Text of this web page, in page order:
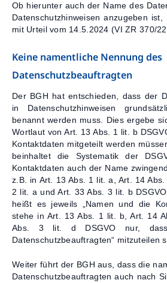
Kontakt
Ob hierunter auch der Name des
Datenschutzhinweisen anzugeben
mit Urteil vom 14.5.2024 (VI ZR 370/
Keine namentliche Nennung des
Datenschutzbeauftragten
Der BGH hat entschieden, dass der
in Datenschutzhinweisen
benannt werden muss. Dies ergebe
Wortlaut von Art. 13 Abs. 1 lit. b
Kontaktdaten mitgeteilt werden
beinhaltet die Systematik der
Kontaktdaten auch der Name
z.B. in Art. 13 Abs. 1 lit. a, Art. 14
2 lit. a und Art. 33 Abs. 3 lit. b
heißt es jeweils „Namen und die
stehe in Art. 13 Abs. 1 lit. b, Art. 14
Abs. 3 lit. d DSGVO nur, dass
Datenschutzbeauftragten“ mitzuteilen
Weiter führt der BGH aus, dass die
Datenschutzbeauftragten auch nach